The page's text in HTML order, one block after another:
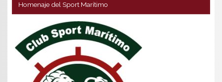
Homenaje del Sport Marítimo